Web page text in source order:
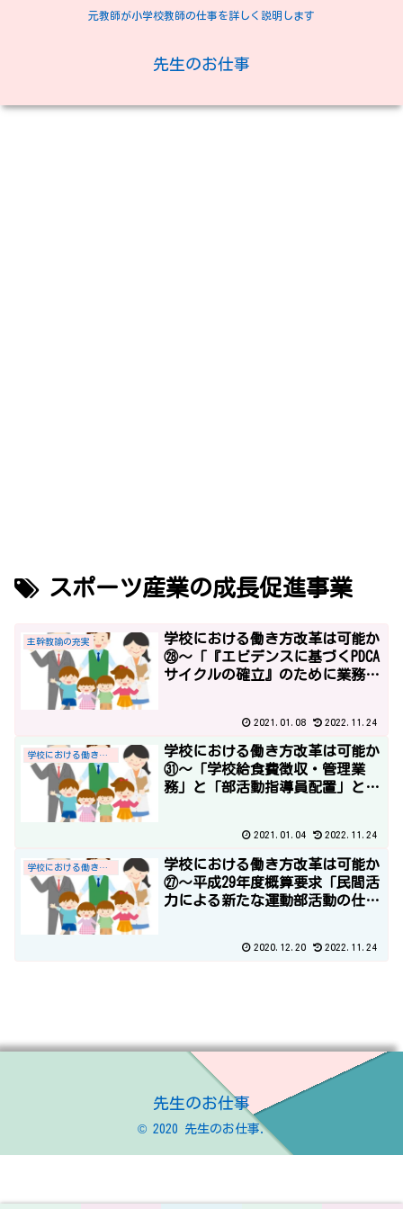
元教師が小学校教師の仕事を詳しく説明します
先生のお仕事
スポーツ産業の成長促進事業
主幹教諭の充実
学校における働き方改革は可能か
㉘～「『エビデンスに基づくPDCA
サイクルの確立』のために業務が
2021.01.08 2022.11.24
学校における働き方改革
学校における働き方改革は可能か
㉛～「学校給食費徴収・管理業
務」と「部活動指導員配置」と平
2021.01.04 2022.11.24
学校における働き方改革
学校における働き方改革は可能か
㉗～平成29年度概算要求「民間活
力による新たな運動部活動の仕組
の改善計画」～2020.12.20 2022.11.24
先生のお仕事
© 2020 先生のお仕事.